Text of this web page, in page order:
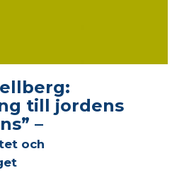
till jordens
–
och